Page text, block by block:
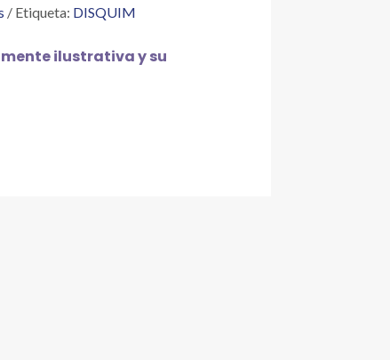
Etiqueta: DISQUIM
ilustrativa y su